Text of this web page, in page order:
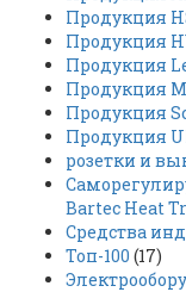
Продукция
Продукция
Продукция
Продукция
Продукция
Продукция
розетки и
Bartec Heat
Средства
Топ-100 (17)